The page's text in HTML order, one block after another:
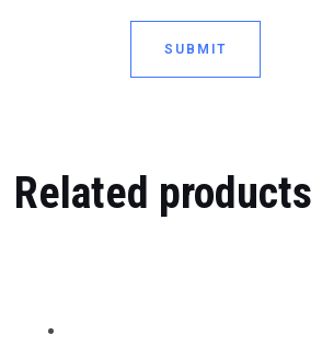
Related products